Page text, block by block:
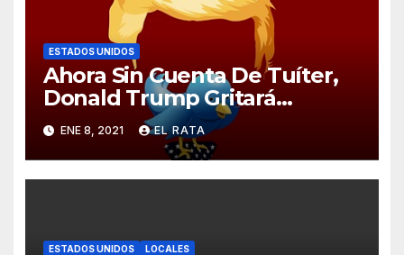
ESTADOS UNIDOS
Ahora Sin Cuenta De Tuíter,
Donald Trump Gritará
Barrabasadas Desde Una
Tumbacocos
ENE 8, 2021 EL RATA
ESTADOS UNIDOS LOCALES